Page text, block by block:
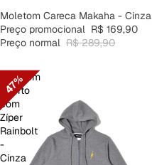
PROMOÇÃO
Moletom Careca Makaha - Cinza
Preço promocional R$ 169,90
Preço normal R$ 289,90
47%
Moletom
Aberto
com
Zíper
Rainbolt
-
Cinza